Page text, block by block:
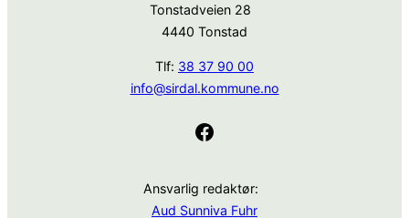
Tonstadveien 28
4440 Tonstad
Tlf: 38 37 90 00
info@sirdal.kommune.no
Facebook
Ansvarlig redaktør:
Aud Sunniva Fuhr